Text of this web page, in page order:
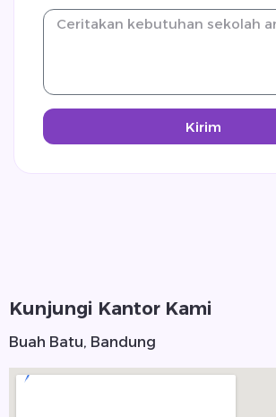
Kirim
Kunjungi Kantor Kami
Buah Batu, Bandung